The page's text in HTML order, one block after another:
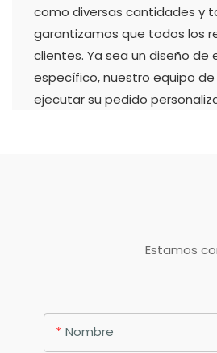
como diversas cantidades y
garantizamos que todos los
clientes. Ya sea un diseño
específico, nuestro equipo
ejecutar su pedido
Estamos
Nombre